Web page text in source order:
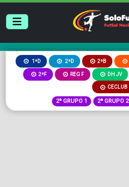
1ªD 2ªD 2ªB
2ªF REG F DH JV
CECLUB
2ª GRUPO 1 2ª GRUPO 2